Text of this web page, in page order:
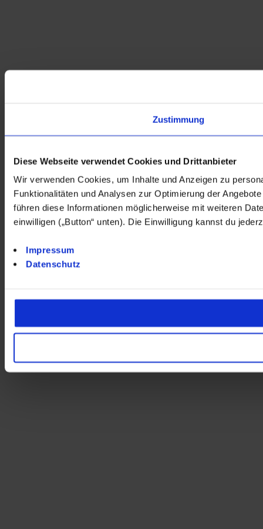
Zustimmung
Diese Webseite verwendet Cookies und Drittanbieter
Wir verwenden Cookies, um Inhalte und Anzeigen zu
Funktionalitäten und Analysen zur Optimierung der
führen diese Informationen möglicherweise mit weiteren
einwilligen („Button“ unten). Die Einwilligung kannst du
Impressum
Datenschutz